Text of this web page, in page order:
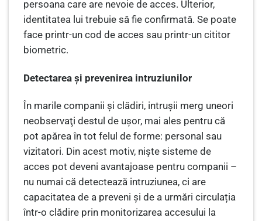
persoana care are nevoie de acces. Ulterior,
identitatea lui trebuie să fie confirmată. Se poate
face printr-un cod de acces sau printr-un cititor
biometric.
Detectarea și prevenirea intruziunilor
În marile companii și clădiri, intrușii merg uneori
neobservaţi destul de ușor, mai ales pentru că
pot apărea în tot felul de forme: personal sau
vizitatori. Din acest motiv, nişte sisteme de
acces pot deveni avantajoase pentru companii –
nu numai că detectează intruziunea, ci are
capacitatea de a preveni și de a urmări circulația
într-o clădire prin monitorizarea accesului la